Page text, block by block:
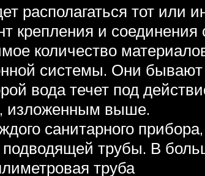
располагаться тот или
крепления и
количество
системы. Они
вода течет под
изложенным выше.
санитарного
подводящей трубы. В
труба